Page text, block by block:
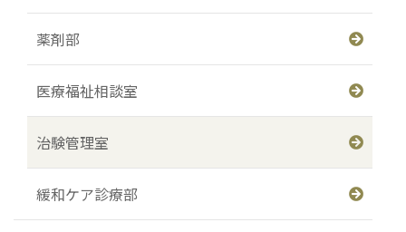
薬剤部
医療福祉相談室
治験管理室
緩和ケア診療部